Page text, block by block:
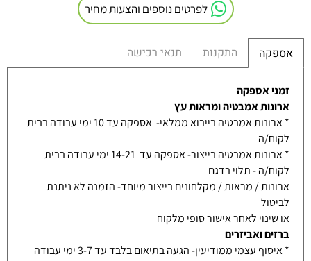
לפרטים נוספים והצעות מחיר
אספקה התקנות תנאי רכישה
זמני אספקה
ארונות אמבטיה ומראות עץ
* ארונות אמבטיה בייבוא ממלאי- אספקה עד 10 ימי עבודה בבית
לקוח/ה
* ארונות אמבטיה בייצור- אספקה עד 14-21 ימי עבודה בבית
לקוח/ה - תלוי בדגם
ארונות / מראות / מקלחונים בייצור מיוחד- הזמנה לא ניתנת
לביטול
או שינוי לאחר אישור סופי מלקוח
ברזים ואביזרים
* איסוף עצמי ממודיעין- הגעה בתיאום בלבד עד 3-7 ימי עבודה